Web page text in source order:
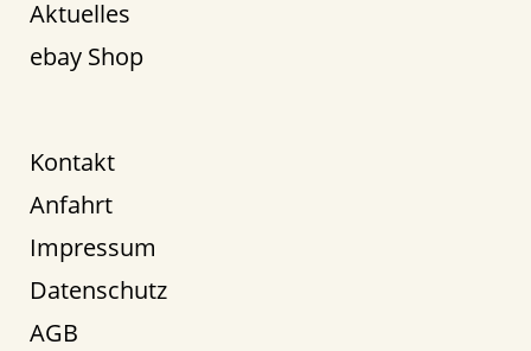
Aktuelles
ebay Shop
Kontakt
Anfahrt
Impressum
Datenschutz
AGB